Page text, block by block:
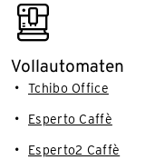
fully_coffee_machine
Vollautomaten
Tchibo Office
Esperto Caffè
Esperto2 Caffè